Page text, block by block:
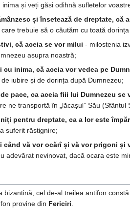
și veți găsi odihnă sufletelor
și însetează de dreptate, că
trebuie să o căutăm cu toată
că aceia se vor milui - milostenia
asupra noastră;
cu inima, că aceia vor vedea pe
iubire și de dorința după Dumnezeu;
pace, ca aceia fiii lui Dumnezeu se
ne transportă în „lăcașul” Său (Sfântul
pentru dreptate, ca a lor este
suferit răstignire;
când vă vor ocărî și vă vor prigoni
adevărat nevinovat, dacă ocara este
bizantină, cel de-al treilea antifon
provine din Fericiri